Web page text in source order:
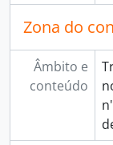
[Série]
[Secção]
Zona do
Âmbito e
conteúdo